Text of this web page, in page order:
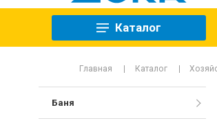
Каталог
Главная Каталог
Баня